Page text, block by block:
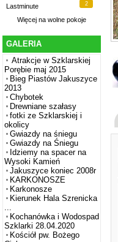
Lastminute 2
Więcej na wolne pokoje
GALERIA
Atrakcje w Szklarskiej
Porębie maj 2015
Bieg Piastów Jakuszyce
2013
Chybotek
Drewniane szałasy
fotki ze Szklarskiej i
okolicy
Gwiazdy na śniegu
Gwiazdy na Śniegu
Idziemy na spacer na
Wysoki Kamień
Jakuszyce koniec 2008r
KARKONOSZE
Karkonosze
Kierunek Hala Szrenicka
...
Kochanówka i Wodospad
Szklarki 28.04.2020
Kościół pw. Bożego